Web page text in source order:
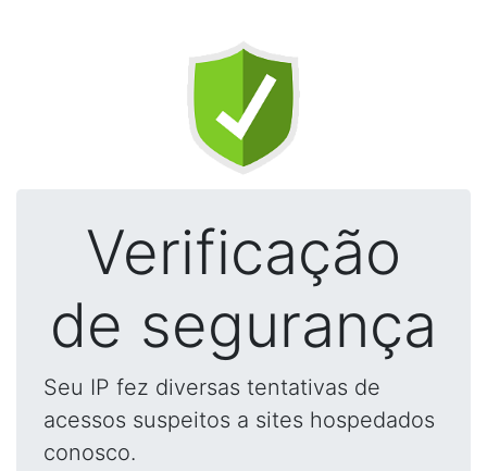
Verificação
de segurança
Seu IP fez diversas tentativas de
acessos suspeitos a sites hospedados
conosco.